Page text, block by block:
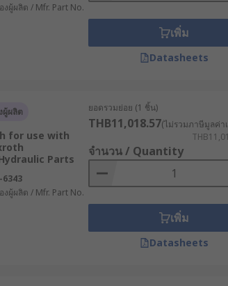
รับแขนหุ่นยนต์และเครื่องมือการประกอบ เพื่
ลิตด้วยความแม่นยำที่สม่ำเสมอ
ลื่อนที่ของข้อต่อ กริป และเซ็นเซอร์ ให้เป็นไ
รความสะอาดและเรียบร้อยในอุตสาหกรรมอ
มการระบายอากาศในโรงเรือน รวมถึงอุปกร
การเกษตร
และทำให้อุปกรณ์ห้องปฏิบัติการทำงานได้อย่
าพแวดล้อมทางการแพทย์
ผู้ผลิต / Mfr. Part No.
เพิ่ม
Datasheets
ผู้ผลิต
for use with
Parts
6343
ผู้ผลิต / Mfr. Part No.
ยอดรวมย่อย (1 ชิ้น)
THB11,018.57(ไม่รวมภาษีมูลค่า
จำนวน / Quantity
เพิ่ม
Datasheets